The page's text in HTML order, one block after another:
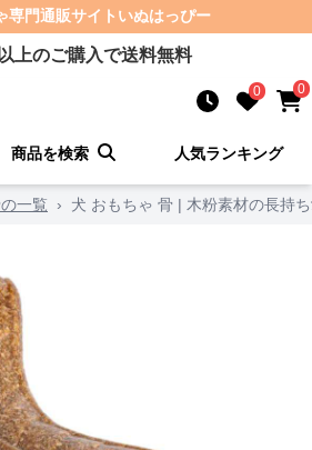
専門通販サイト いぬはっぴー
上のご購入で送料無料
0 0
商品を検索 人気ランキング
一覧 › 犬 おもちゃ 骨 | 木粉素材の長持